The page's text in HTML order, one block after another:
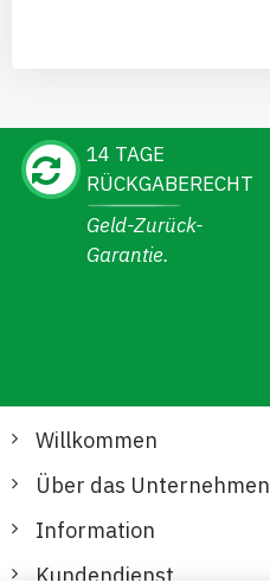
14 TAGE
RÜCKGABERECHT
Geld-Zurück-
Garantie.
Willkommen
Über das Unternehmen
Information
Kundendienst